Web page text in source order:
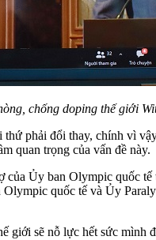
chống doping thế giới
phải đổi thay, chính vì
quan trọng của vấn đề này.
Ủy ban Olympic quốc
quốc tế và Ủy
sẽ nỗ lực hết sức